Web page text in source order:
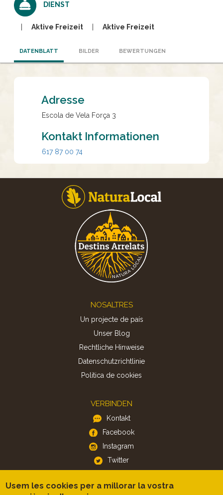
DIENST
Aktive Freizeit Aktive Freizeit
DATENBLATT BILDER BEWERTUNGEN
Adresse
Escola de Vela Força 3
Kontakt Informationen
617 87 00 74
NOSALTRES
Un projecte de país
Unser Blog
Rechtliche Hinweise
Datenschutzrichtlinie
Politica de cookies
VERBINDEN
Kontakt
Facebook
Instagram
Twitter
APP
Usem les cookies per a millorar la vostra